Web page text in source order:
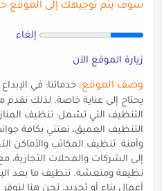
سوف يتم توجيهك إلى الموقع خلال 20
إلغاء
زيارة الموقع الآن
وصف الموقع:خدماتنا: في
يحتاج إلى عناية خاصة. لذلك
التنظيف التي تشمل: تنظيف
التنظيف العميق، نعتني بكافة
وآمنة. تنظيف المكاتب والأماكن
إلى الشركات والمحلات
نظيفة ومنعشة. تنظيف ما بعد
أعمال بناء أو تجديد، نحن هنا